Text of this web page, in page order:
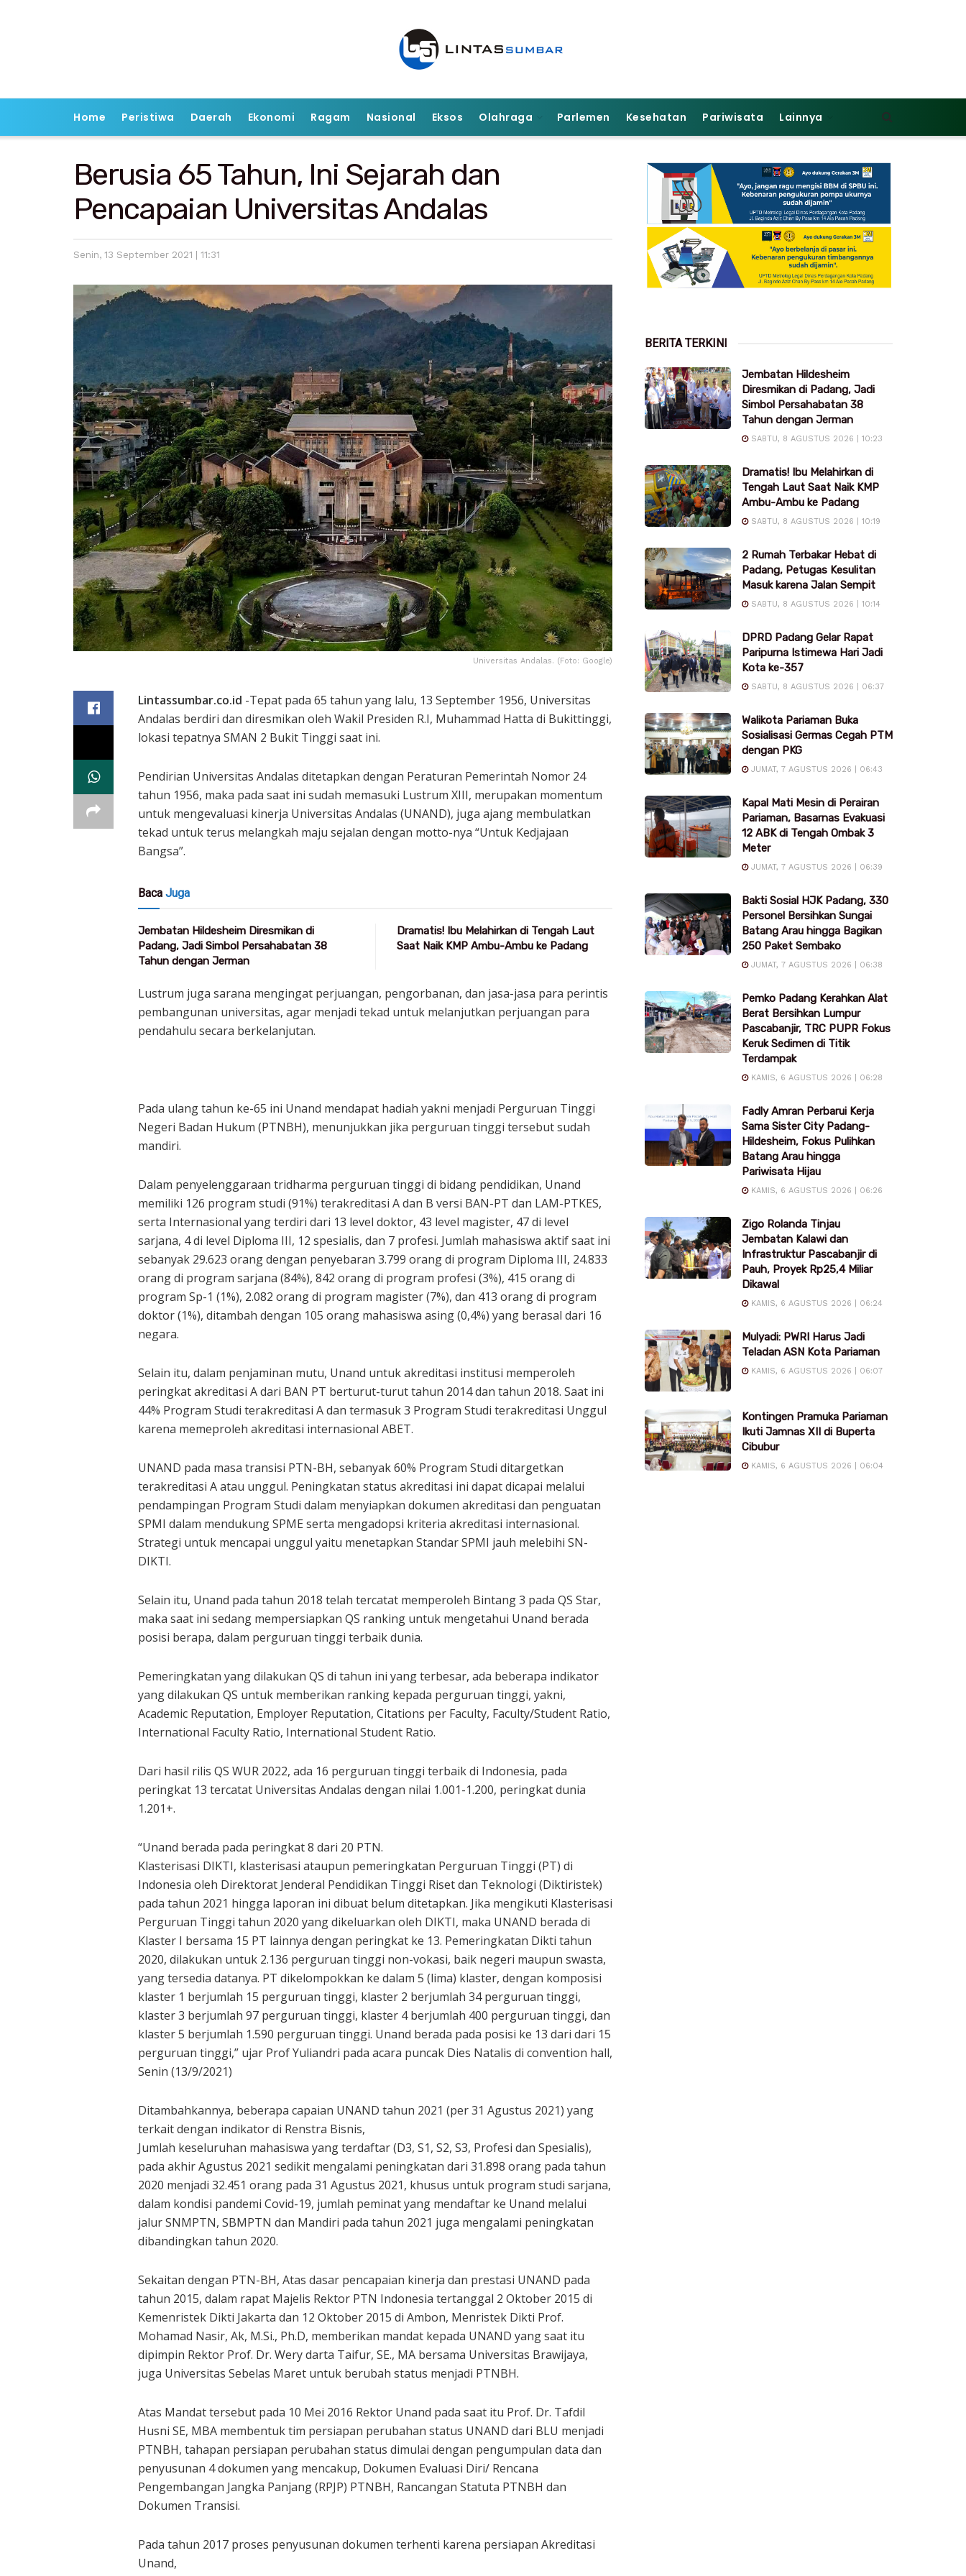
Home Peristiwa Daerah Ekonomi Ragam Nasional Eksos Olahraga Parlemen Kesehatan Pariwisata Lainnya
Berusia 65 Tahun, Ini Sejarah dan
Pencapaian Universitas Andalas
Senin, 13 September 2021 | 11:31
Universitas Andalas. (Foto: Google)
Lintassumbar.co.id -Tepat pada 65 tahun yang lalu, 13 September 1956, Universitas
Andalas berdiri dan diresmikan oleh Wakil Presiden R.I, Muhammad Hatta di Bukittinggi,
lokasi tepatnya SMAN 2 Bukit Tinggi saat ini.
Pendirian Universitas Andalas ditetapkan dengan Peraturan Pemerintah Nomor 24
tahun 1956, maka pada saat ini sudah memasuki Lustrum XIII, merupakan momentum
untuk mengevaluasi kinerja Universitas Andalas (UNAND), juga ajang membulatkan
tekad untuk terus melangkah maju sejalan dengan motto-nya “Untuk Kedjajaan
Bangsa”.
Baca Juga
Jembatan Hildesheim Diresmikan di
Padang, Jadi Simbol Persahabatan 38
Tahun dengan Jerman
Dramatis! Ibu Melahirkan di Tengah Laut
Saat Naik KMP Ambu-Ambu ke Padang
Lustrum juga sarana mengingat perjuangan, pengorbanan, dan jasa-jasa para perintis
pembangunan universitas, agar menjadi tekad untuk melanjutkan perjuangan para
pendahulu secara berkelanjutan.
Pada ulang tahun ke-65 ini Unand mendapat hadiah yakni menjadi Perguruan Tinggi
Negeri Badan Hukum (PTNBH), menunjukkan jika perguruan tinggi tersebut sudah
mandiri.
Dalam penyelenggaraan tridharma perguruan tinggi di bidang pendidikan, Unand
memiliki 126 program studi (91%) terakreditasi A dan B versi BAN-PT dan LAM-PTKES,
serta Internasional yang terdiri dari 13 level doktor, 43 level magister, 47 di level
sarjana, 4 di level Diploma III, 12 spesialis, dan 7 profesi. Jumlah mahasiswa aktif saat ini
sebanyak 29.623 orang dengan penyebaran 3.799 orang di program Diploma III, 24.833
orang di program sarjana (84%), 842 orang di program profesi (3%), 415 orang di
program Sp-1 (1%), 2.082 orang di program magister (7%), dan 413 orang di program
doktor (1%), ditambah dengan 105 orang mahasiswa asing (0,4%) yang berasal dari 16
negara.
Selain itu, dalam penjaminan mutu, Unand untuk akreditasi institusi memperoleh
peringkat akreditasi A dari BAN PT berturut-turut tahun 2014 dan tahun 2018. Saat ini
44% Program Studi terakreditasi A dan termasuk 3 Program Studi terakreditasi Unggul
karena memeproleh akreditasi internasional ABET.
UNAND pada masa transisi PTN-BH, sebanyak 60% Program Studi ditargetkan
terakreditasi A atau unggul. Peningkatan status akreditasi ini dapat dicapai melalui
pendampingan Program Studi dalam menyiapkan dokumen akreditasi dan penguatan
SPMI dalam mendukung SPME serta mengadopsi kriteria akreditasi internasional.
Strategi untuk mencapai unggul yaitu menetapkan Standar SPMI jauh melebihi SN-
DIKTI.
Selain itu, Unand pada tahun 2018 telah tercatat memperoleh Bintang 3 pada QS Star,
maka saat ini sedang mempersiapkan QS ranking untuk mengetahui Unand berada
posisi berapa, dalam perguruan tinggi terbaik dunia.
Pemeringkatan yang dilakukan QS di tahun ini yang terbesar, ada beberapa indikator
yang dilakukan QS untuk memberikan ranking kepada perguruan tinggi, yakni,
Academic Reputation, Employer Reputation, Citations per Faculty, Faculty/Student Ratio,
International Faculty Ratio, International Student Ratio.
Dari hasil rilis QS WUR 2022, ada 16 perguruan tinggi terbaik di Indonesia, pada
peringkat 13 tercatat Universitas Andalas dengan nilai 1.001-1.200, peringkat dunia
1.201+.
“Unand berada pada peringkat 8 dari 20 PTN.
Klasterisasi DIKTI, klasterisasi ataupun pemeringkatan Perguruan Tinggi (PT) di
Indonesia oleh Direktorat Jenderal Pendidikan Tinggi Riset dan Teknologi (Diktiristek)
pada tahun 2021 hingga laporan ini dibuat belum ditetapkan. Jika mengikuti Klasterisasi
Perguruan Tinggi tahun 2020 yang dikeluarkan oleh DIKTI, maka UNAND berada di
Klaster I bersama 15 PT lainnya dengan peringkat ke 13. Pemeringkatan Dikti tahun
2020, dilakukan untuk 2.136 perguruan tinggi non-vokasi, baik negeri maupun swasta,
yang tersedia datanya. PT dikelompokkan ke dalam 5 (lima) klaster, dengan komposisi
klaster 1 berjumlah 15 perguruan tinggi, klaster 2 berjumlah 34 perguruan tinggi,
klaster 3 berjumlah 97 perguruan tinggi, klaster 4 berjumlah 400 perguruan tinggi, dan
klaster 5 berjumlah 1.590 perguruan tinggi. Unand berada pada posisi ke 13 dari dari 15
perguruan tinggi,” ujar Prof Yuliandri pada acara puncak Dies Natalis di convention hall,
Senin (13/9/2021)
Ditambahkannya, beberapa capaian UNAND tahun 2021 (per 31 Agustus 2021) yang
terkait dengan indikator di Renstra Bisnis,
Jumlah keseluruhan mahasiswa yang terdaftar (D3, S1, S2, S3, Profesi dan Spesialis),
pada akhir Agustus 2021 sedikit mengalami peningkatan dari 31.898 orang pada tahun
2020 menjadi 32.451 orang pada 31 Agustus 2021, khusus untuk program studi sarjana,
dalam kondisi pandemi Covid-19, jumlah peminat yang mendaftar ke Unand melalui
jalur SNMPTN, SBMPTN dan Mandiri pada tahun 2021 juga mengalami peningkatan
dibandingkan tahun 2020.
Sekaitan dengan PTN-BH, Atas dasar pencapaian kinerja dan prestasi UNAND pada
tahun 2015, dalam rapat Majelis Rektor PTN Indonesia tertanggal 2 Oktober 2015 di
Kemenristek Dikti Jakarta dan 12 Oktober 2015 di Ambon, Menristek Dikti Prof.
Mohamad Nasir, Ak, M.Si., Ph.D, memberikan mandat kepada UNAND yang saat itu
dipimpin Rektor Prof. Dr. Wery darta Taifur, SE., MA bersama Universitas Brawijaya,
juga Universitas Sebelas Maret untuk berubah status menjadi PTNBH.
Atas Mandat tersebut pada 10 Mei 2016 Rektor Unand pada saat itu Prof. Dr. Tafdil
Husni SE, MBA membentuk tim persiapan perubahan status UNAND dari BLU menjadi
PTNBH, tahapan persiapan perubahan status dimulai dengan pengumpulan data dan
penyusunan 4 dokumen yang mencakup, Dokumen Evaluasi Diri/ Rencana
Pengembangan Jangka Panjang (RPJP) PTNBH, Rancangan Statuta PTNBH dan
Dokumen Transisi.
Pada tahun 2017 proses penyusunan dokumen terhenti karena persiapan Akreditasi
Unand,
BERITA TERKINI
Jembatan Hildesheim
Diresmikan di Padang, Jadi
Simbol Persahabatan 38
Tahun dengan Jerman
SABTU, 8 AGUSTUS 2026 | 10:23
Dramatis! Ibu Melahirkan di
Tengah Laut Saat Naik KMP
Ambu-Ambu ke Padang
SABTU, 8 AGUSTUS 2026 | 10:19
2 Rumah Terbakar Hebat di
Padang, Petugas Kesulitan
Masuk karena Jalan Sempit
SABTU, 8 AGUSTUS 2026 | 10:14
DPRD Padang Gelar Rapat
Paripurna Istimewa Hari Jadi
Kota ke-357
SABTU, 8 AGUSTUS 2026 | 06:37
Walikota Pariaman Buka
Sosialisasi Germas Cegah PTM
dengan PKG
JUMAT, 7 AGUSTUS 2026 | 06:43
Kapal Mati Mesin di Perairan
Pariaman, Basarnas Evakuasi
12 ABK di Tengah Ombak 3
Meter
JUMAT, 7 AGUSTUS 2026 | 06:39
Bakti Sosial HJK Padang, 330
Personel Bersihkan Sungai
Batang Arau hingga Bagikan
250 Paket Sembako
JUMAT, 7 AGUSTUS 2026 | 06:38
Pemko Padang Kerahkan Alat
Berat Bersihkan Lumpur
Pascabanjir, TRC PUPR Fokus
Keruk Sedimen di Titik
Terdampak
KAMIS, 6 AGUSTUS 2026 | 06:28
Fadly Amran Perbarui Kerja
Sama Sister City Padang-
Hildesheim, Fokus Pulihkan
Batang Arau hingga
Pariwisata Hijau
KAMIS, 6 AGUSTUS 2026 | 06:26
Zigo Rolanda Tinjau
Jembatan Kalawi dan
Infrastruktur Pascabanjir di
Pauh, Proyek Rp25,4 Miliar
Dikawal
KAMIS, 6 AGUSTUS 2026 | 06:24
Mulyadi: PWRI Harus Jadi
Teladan ASN Kota Pariaman
KAMIS, 6 AGUSTUS 2026 | 06:07
Kontingen Pramuka Pariaman
Ikuti Jamnas XII di Buperta
Cibubur
KAMIS, 6 AGUSTUS 2026 | 06:04